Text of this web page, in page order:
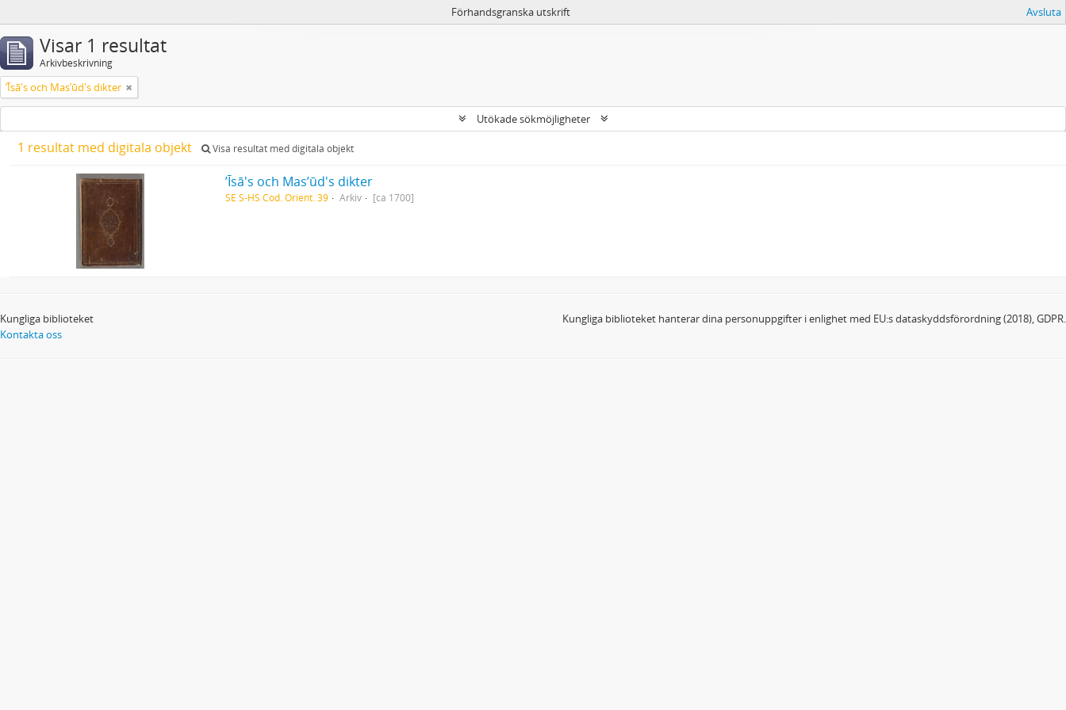
Förhandsgranska utskrift Avsluta
Visar 1 resultat
Arkivbeskrivning
ʼĪsā's och Masʼūd's dikter
Utökade sökmöjligheter
1 resultat med digitala objekt Visa resultat med digitala objekt
ʼĪsā's och Masʼūd's dikter
SE S-HS Cod. Orient. 39 Arkiv [ca 1700]
Kungliga biblioteket
Kontakta oss
Kungliga biblioteket hanterar dina personuppgifter i enlighet med EU:s dataskyddsförordning (2018), GDPR.